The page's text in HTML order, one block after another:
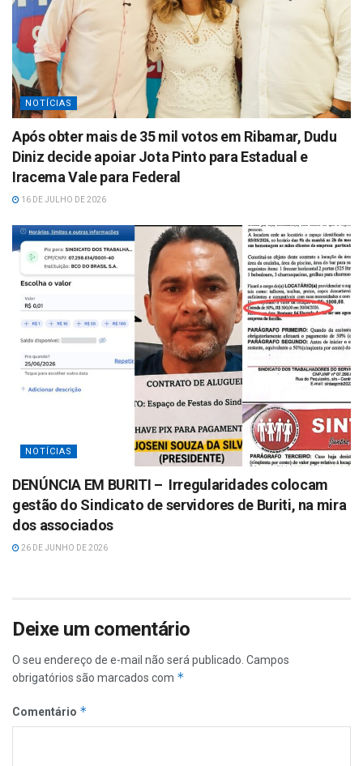
NOTÍCIAS
Após obter mais de 35 mil votos em Ribamar, Dudu
Diniz decide apoiar Jota Pinto para Estadual e
Iracema Vale para Federal
16 DE JULHO DE 2026
NOTÍCIAS
DENÚNCIA EM BURITI – Irregularidades colocam
gestão do Sindicato de servidores de Buriti, na mira
dos associados
26 DE JUNHO DE 2026
Deixe um comentário
O seu endereço de e-mail não será publicado. Campos
obrigatórios são marcados com *
Comentário *